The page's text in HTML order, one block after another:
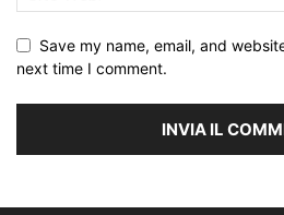
Save my name, email, and
next time I comment.